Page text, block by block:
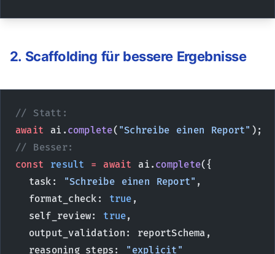
2. Scaffolding für bessere Ergebnisse
// Statt:
await ai. complete( "Schreibe einen Report" );
// Besser:
const result = await ai. complete({
  task:
"Schreibe einen Report" ,
  format_check:
true ,
  self_review:
true,
  output_validation: reportSchema,
  reasoning_steps:
"explicit"